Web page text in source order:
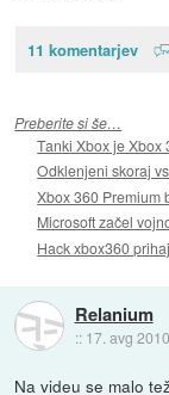
11 komentarjev
Preberite si še…
Tanki Xbox je Xbox
Odklenjeni skoraj
Xbox 360 Premium
Microsoft začel
Hack xbox360
Relanium
:: 17. avg
Na videu se malo